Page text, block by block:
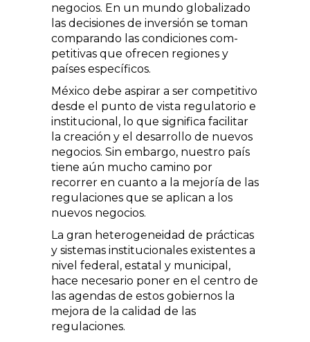
negocios. En un mundo globalizado
las decisiones de inversión se toman
comparando las condiciones com­
petitivas que ofrecen regiones y
países específicos.
México debe aspirar a ser competiti­vo
desde el punto de vista regulatorio e
institucional, lo que significa facilitar
la creación y el desarrollo de nuevos
nego­cios. Sin embargo, nuestro país
tiene aún mucho camino por
recorrer en cuanto a la mejoría de las
regulaciones que se aplican a los
nuevos negocios.
La gran heterogeneidad de prácticas
y sistemas institucionales existentes a
nivel federal, estatal y municipal,
hace necesa­rio poner en el centro de
las agendas de estos gobiernos la
mejora de la calidad de las
regulaciones.